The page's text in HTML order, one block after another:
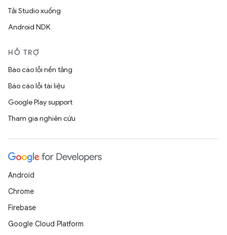
Tải Studio xuống
Android NDK
HỖ TRỢ
Báo cáo lỗi nền tảng
Báo cáo lỗi tài liệu
Google Play support
Tham gia nghiên cứu
Android
Chrome
Firebase
Google Cloud Platform